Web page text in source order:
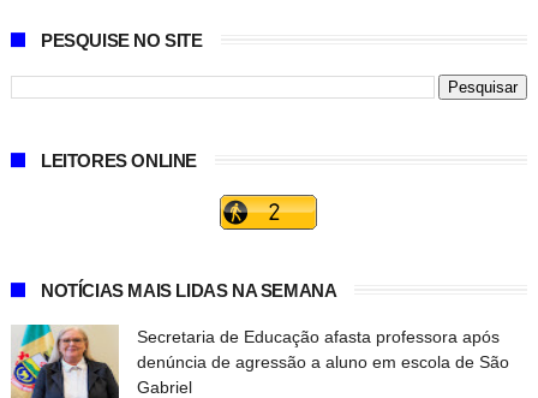
PESQUISE NO SITE
LEITORES ONLINE
NOTÍCIAS MAIS LIDAS NA SEMANA
Secretaria de Educação afasta professora após
denúncia de agressão a aluno em escola de São
Gabriel